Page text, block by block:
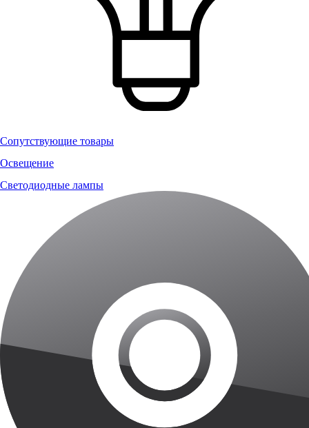
Сопутствующие товары
Освещение
Светодиодные лампы